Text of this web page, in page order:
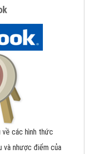
về các hình thức
và nhược điểm của